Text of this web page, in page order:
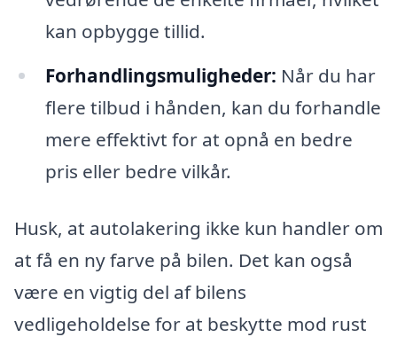
kan opbygge tillid.
Forhandlingsmuligheder: Når du har
flere tilbud i hånden, kan du forhandle
mere effektivt for at opnå en bedre
pris eller bedre vilkår.
Husk, at autolakering ikke kun handler om
at få en ny farve på bilen. Det kan også
være en vigtig del af bilens
vedligeholdelse for at beskytte mod rust